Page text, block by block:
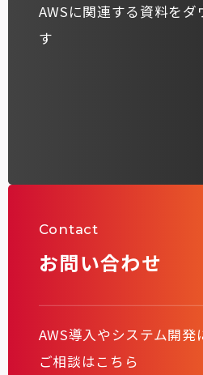
AWSに関連する資料をダ
す
Contact
お問い合わせ
AWS導入やシステム開発
ご相談はこちら